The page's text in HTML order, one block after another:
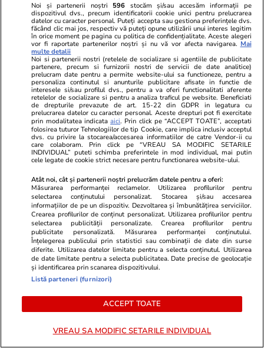
Știri România 07:06
Locotenent-comandorul Mihai Vîrdol, pilot
militar al Bazei 90, a murit după un accident
de motocicletă
Politică 29 iul.
Ilie Bolojan, după oprirea ambelor reactoare
de la Cernavodă: „Reduceți consumul de
energie seara”
Horoscop 29 iul.
Horoscop 30 iulie 2026. Taurii se interesează
mai puțin ce se discută în spatele ușilor
închise, gestionează mai bine orice sursă de
stres
Tragerile loto din 30 iulie 2026. Report de
peste 8,89 milioane de euro la Loto 6 din 49,
Noi și partenerii noștri 596 stocăm și/sau accesăm informații pe
dispozitivul dvs., precum identificatorii cookie unici pentru prelucrarea
datelor cu caracter personal. Puteți accepta sau gestiona preferințele dvs.
făcând clic mai jos, respectiv vă puteți opune utilizării unui interes legitim
în orice moment pe pagina cu politica de confidențialitate. Aceste alegeri
vor fi raportate partenerilor noștri și nu vă vor afecta navigarea. Mai
multe detalii
Noi si partenerii nostri (retelele de socializare si agentiile de publicitate
partenere, precum si furnizorii nostri de servicii de date analitice)
prelucram date pentru a permite website-ului sa functioneze, pentru a
personaliza continutul si anunturile publicitare afisate in functie de
interesele si/sau profilul dvs., pentru a va oferi functionalitati aferente
retelelor de socializare si pentru a analiza traficul pe website. Beneficiati
de drepturile prevazute de art. 15-22 din GDPR in legatura cu
prelucrarea datelor cu caracter personal. Aceste drepturi pot fi exercitate
prin modalitatea indicataaici. Prin click pe “ACCEPT TOATE”, acceptati
folosirea tuturor Tehnologiilor de tip Cookie, care implica inclusiv acceptul
dvs. cu privire la stocarea/accesarea informatiilor de catre Vendor-ii cu
care colaboram. Prin click pe “VREAU SA MODIFIC SETARILE
INDIVIDUAL” puteti schimba preferintele in mod individual, mai putin
cele legate de cookie strict necesare pentru functionarea website-ului.
Atât noi, cât și partenerii noștri prelucrăm datele pentru a oferi:
Măsurarea performanței reclamelor. Utilizarea profilurilor pentru
selectarea conținutului personalizat. Stocarea și/sau accesarea
informațiilor de pe un dispozitiv. Dezvoltarea și îmbunătățirea serviciilor.
Crearea profilurilor de conținut personalizat. Utilizarea profilurilor pentru
selectarea publicității personalizate. Crearea profilurilor pentru
publicitate personalizată. Măsurarea performanței conținutului.
Înțelegerea publicului prin statistici sau combinații de date din surse
diferite. Utilizarea datelor limitate pentru a selecta conținutul. Utilizarea
de date limitate pentru a selecta publicitatea. Date precise de geolocație
și identificarea prin scanarea dispozitivului.
Listă parteneri (furnizori)
ACCEPT TOATE
VREAU SA MODIFIC SETARILE INDIVIDUAL